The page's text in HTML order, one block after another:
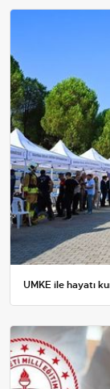
UMKE ile hayatı